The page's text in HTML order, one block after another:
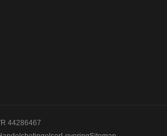
44286467